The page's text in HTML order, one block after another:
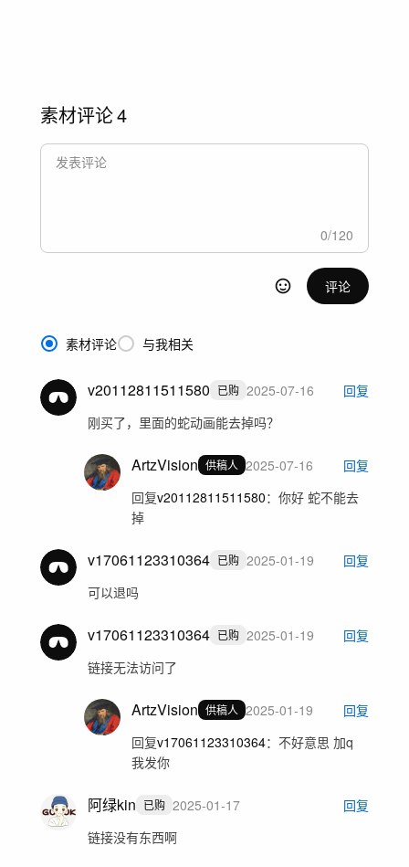
素材评论4
0/120
评论
素材评论 与我相关
v20112811511580 已购 2025-07-16
回复
刚买了，里面的蛇动画能去掉吗？
ArtzVision 供稿人 2025-07-16
回复
回复v20112811511580： 你好 蛇不能去
掉
v17061123310364 已购 2025-01-19
回复
可以退吗
v17061123310364 已购 2025-01-19
回复
链接无法访问了
ArtzVision 供稿人 2025-01-19
回复
回复v17061123310364： 不好意思 加q
我发你
阿绿kin 已购 2025-01-17
回复
链接没有东西啊